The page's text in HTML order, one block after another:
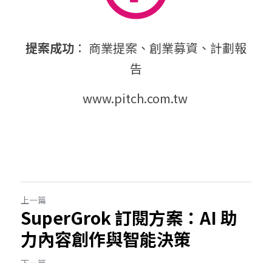
提案成功 ： 商業提案、創業募資、計劃報
告
www.pitch.com.tw
上一篇
SuperGrok 訂閱方案：AI 助
力內容創作與智能決策